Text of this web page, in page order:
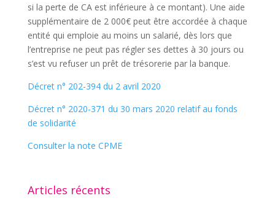
si la perte de CA est inférieure à ce montant). Une aide
supplémentaire de 2 000€ peut être accordée à chaque
entité qui emploie au moins un salarié, dès lors que
l’entreprise ne peut pas régler ses dettes à 30 jours ou
s’est vu refuser un prêt de trésorerie par la banque.
Décret n° 202-394 du 2 avril 2020
Décret n° 2020-371 du 30 mars 2020 relatif au fonds
de solidarité
Consulter la note CPME
Articles récents